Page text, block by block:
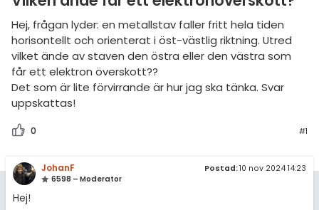
Hej, frågan lyder: en metallstav faller fritt hela tiden
horisontellt och orienterat i öst-västlig riktning. Utred
vilket ände av staven den östra eller den västra som
får ett elektron överskott??
Det som är lite förvirrande är hur jag ska tänka. Svar
uppskattas!
0 #1
JohanF
6598 – Moderator
Postad:10 nov 2024 14:23
Hej!
Fysik 2
Universitet
MaFy (fysikdelen)
& Bygg
språk